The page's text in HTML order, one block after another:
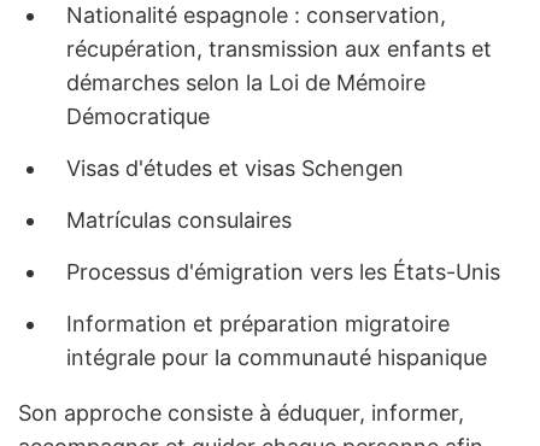
Nationalité espagnole : conservation,
récupération, transmission aux enfants et
démarches selon la Loi de Mémoire
Démocratique
Visas d'études et visas Schengen
Matrículas consulaires
Processus d'émigration vers les États-Unis
Information et préparation migratoire
intégrale pour la communauté hispanique
Son approche consiste à éduquer, informer,